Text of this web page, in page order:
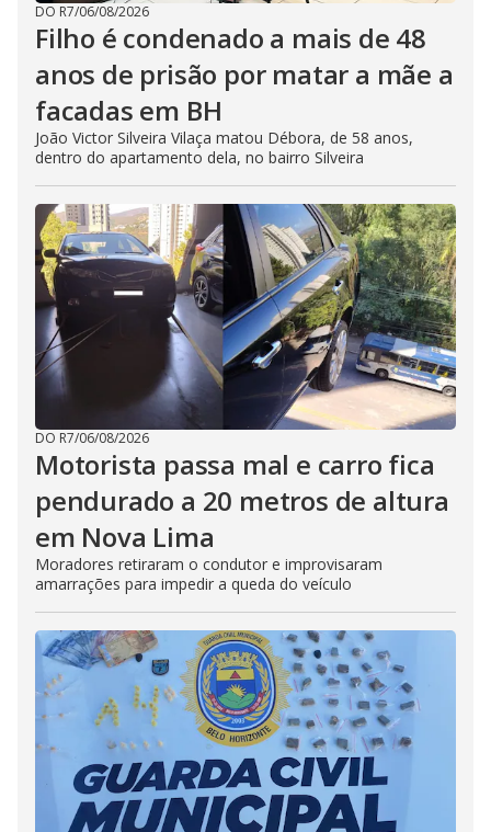
DO R7/06/08/2026
Filho é condenado a mais de 48
anos de prisão por matar a mãe a
facadas em BH
João Victor Silveira Vilaça matou Débora, de 58 anos,
dentro do apartamento dela, no bairro Silveira
DO R7/06/08/2026
Motorista passa mal e carro fica
pendurado a 20 metros de altura
em Nova Lima
Moradores retiraram o condutor e improvisaram
amarrações para impedir a queda do veículo